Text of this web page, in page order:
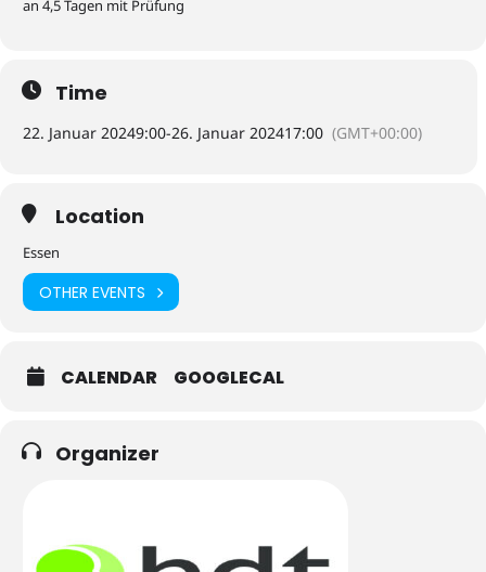
an 4,5 Tagen mit Prüfung
Time
22. Januar 20249:00-26. Januar 202417:00 (GMT+00:00)
Location
Essen
OTHER EVENTS
CALENDAR GOOGLECAL
Organizer